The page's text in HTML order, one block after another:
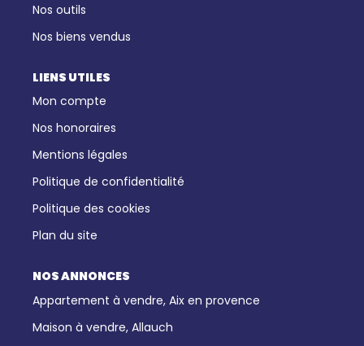
Nos outils
Nos biens vendus
LIENS UTILES
Mon compte
Nos honoraires
Mentions légales
Politique de confidentialité
Politique des cookies
Plan du site
NOS ANNONCES
Appartement à vendre, Aix en provence
Maison à vendre, Allauch